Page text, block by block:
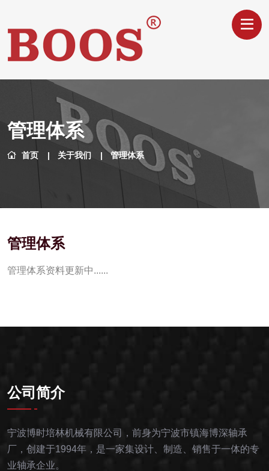
管理体系
首页 关于我们 管理体系
管理体系
管理体系资料更新中......
公司简介
宁波博时培林机械有限公司，前身为宁波市镇海博深轴承
厂，创建于1994年，是一家集设计、制造、销售于一体的专
业轴承企业。